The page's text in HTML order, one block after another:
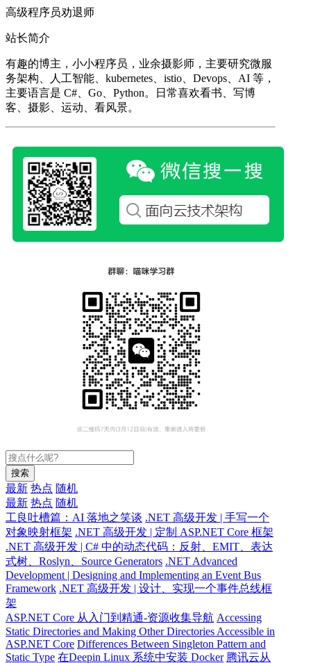
高级程序员劝退师
站长简介
有趣的博主，小小程序员，业余摄影师，主要研究微服
务架构、人工智能、kubernetes、istio、Devops、AI 等，
主要语言是 C#、Go、Python。日常喜欢看书、写博
客、摄影、运动、看风景。
搜索
最新 热点 随机
最新 热点 随机
工良吐槽篇：AI 落地之笑谈 .NET 高级开发 | 手写一个
对象映射框架 .NET 高级开发 | 定制 ASP.NET Core 框架
.NET 高级开发 | C# 中的动态代码：反射、EMIT、表达
式树、Roslyn、Source Generators .NET Advanced
Development | Designing and Implementing an Event Bus
Framework .NET 高级开发 | 设计、实现一个事件总线框
架
ASP.NET Core 从入门到精通-资源收集导航 Accessing
Static Directories and Making Other Directories Accessible in
ASP.NET Core Differences Between Singleton Pattern and
Static Type 在Deepin Linux 系统中安装 Docker 腾讯云从